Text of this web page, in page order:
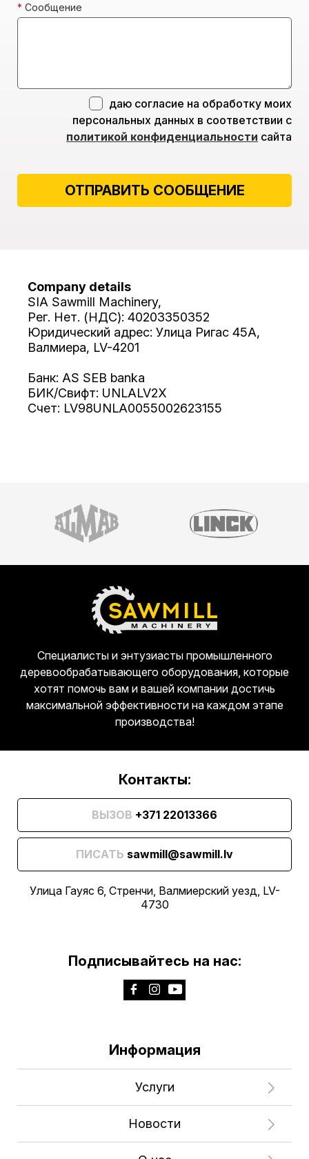
Company details
SIA Sawmill Machinery,
Рег. Нет. (НДС): 40203350352
Юридический адрес: Улица Ригас 45А,
Валмиера, LV-4201
Банк: AS SEB banka
БИК/Свифт: UNLALV2X
Счет: LV98UNLA0055002623155
* Сообщение
даю согласие на обработку моих
персональных данных в соответствии с
политикой конфиденциальности сайта
ОТПРАВИТЬ СООБЩЕНИЕ
Специалисты и энтузиасты промышленного
деревообрабатывающего оборудования, которые
хотят помочь вам и вашей компании достичь
максимальной эффективности на каждом этапе
производства!
Контакты:
ВЫЗОВ +371 22013366
ПИСАТЬ sawmill@sawmill.lv
Улица Гауяс 6, Стренчи, Валмиерский уезд, LV-
4730
Подписывайтесь на нас:
Информация
Услуги
Новости